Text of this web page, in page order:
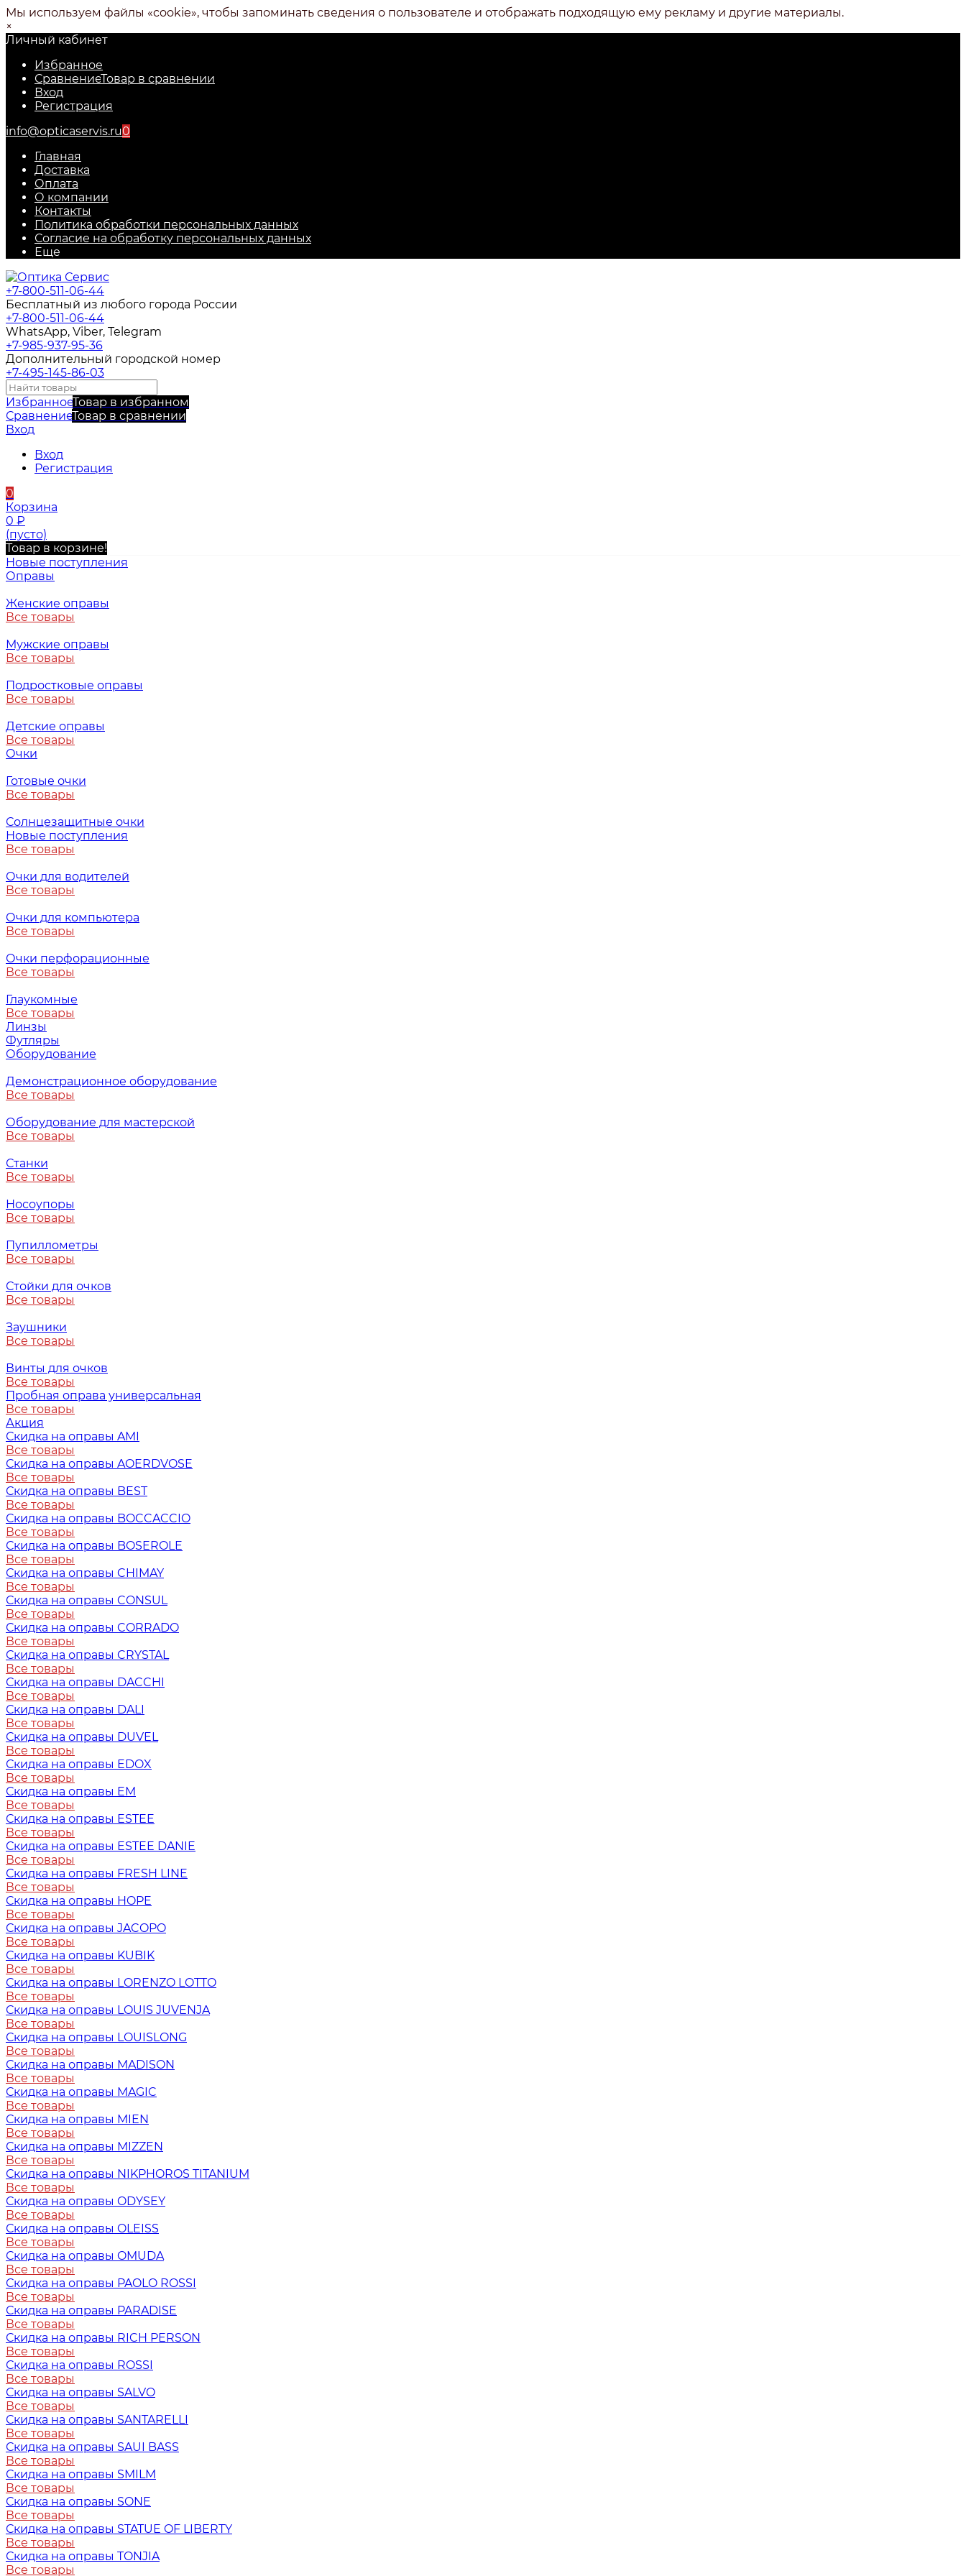
Мы используем файлы «cookie», чтобы запоминать сведения о пользователе и отображать подходящую ему рекламу и другие материалы.
×
Личный кабинет
Избранное
СравнениеТовар в сравнении
Вход
Регистрация
info@opticaservis.ru0
Главная
Доставка
Оплата
О компании
Контакты
Политика обработки персональных данных
Согласие на обработку персональных данных
Еще
+7-800-511-06-44
Бесплатный из любого города России
+7-800-511-06-44
WhatsApp, Viber, Telegram
+7-985-937-95-36
Дополнительный городской номер
+7-495-145-86-03
ИзбранноеТовар в избранном
СравнениеТовар в сравнении
Вход
Вход
Регистрация
0
Корзина
0 ₽
(пусто)
Товар в корзине!
Новые поступления
Оправы
Женские оправы
Все товары
Мужские оправы
Все товары
Подростковые оправы
Все товары
Детские оправы
Все товары
Очки
Готовые очки
Все товары
Солнцезащитные очки
Новые поступления
Все товары
Очки для водителей
Все товары
Очки для компьютера
Все товары
Очки перфорационные
Все товары
Глаукомные
Все товары
Линзы
Футляры
Оборудование
Демонстрационное оборудование
Все товары
Оборудование для мастерской
Все товары
Станки
Все товары
Носоупоры
Все товары
Пупиллометры
Все товары
Стойки для очков
Все товары
Заушники
Все товары
Винты для очков
Все товары
Пробная оправа универсальная
Все товары
Акция
Скидка на оправы AMI
Все товары
Скидка на оправы AOERDVOSE
Все товары
Скидка на оправы BEST
Все товары
Скидка на оправы BOCCACCIO
Все товары
Скидка на оправы BOSEROLE
Все товары
Скидка на оправы CHIMAY
Все товары
Скидка на оправы CONSUL
Все товары
Скидка на оправы CORRADO
Все товары
Скидка на оправы CRYSTAL
Все товары
Скидка на оправы DACCHI
Все товары
Скидка на оправы DALI
Все товары
Скидка на оправы DUVEL
Все товары
Скидка на оправы EDOX
Все товары
Скидка на оправы EM
Все товары
Скидка на оправы ESTEE
Все товары
Скидка на оправы ESTEE DANIE
Все товары
Скидка на оправы FRESH LINE
Все товары
Скидка на оправы HOPE
Все товары
Скидка на оправы JACOPO
Все товары
Скидка на оправы KUBIK
Все товары
Скидка на оправы LORENZO LOTTO
Все товары
Скидка на оправы LOUIS JUVENJA
Все товары
Скидка на оправы LOUISLONG
Все товары
Скидка на оправы MADISON
Все товары
Скидка на оправы MAGIC
Все товары
Скидка на оправы MIEN
Все товары
Скидка на оправы MIZZEN
Все товары
Скидка на оправы NIKPHOROS TITANIUM
Все товары
Скидка на оправы ODYSEY
Все товары
Скидка на оправы OLEISS
Все товары
Скидка на оправы OMUDA
Все товары
Скидка на оправы PAOLO ROSSI
Все товары
Скидка на оправы PARADISE
Все товары
Скидка на оправы RICH PERSON
Все товары
Скидка на оправы ROSSI
Все товары
Скидка на оправы SALVO
Все товары
Скидка на оправы SANTARELLI
Все товары
Скидка на оправы SAUI BASS
Все товары
Скидка на оправы SMILM
Все товары
Скидка на оправы SONE
Все товары
Скидка на оправы STATUE OF LIBERTY
Все товары
Скидка на оправы TONJIA
Все товары